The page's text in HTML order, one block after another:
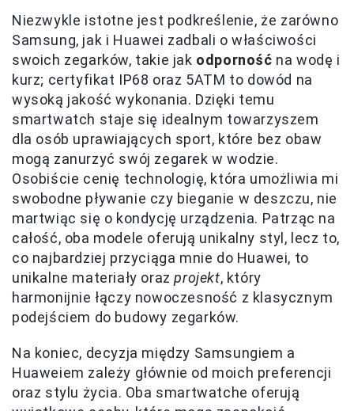
Niezwykle istotne jest podkreślenie, że zarówno
Samsung, jak i Huawei zadbali o właściwości
swoich zegarków, takie jak odporność na wodę i
kurz; certyfikat IP68 oraz 5ATM to dowód na
wysoką jakość wykonania. Dzięki temu
smartwatch staje się idealnym towarzyszem
dla osób uprawiających sport, które bez obaw
mogą zanurzyć swój zegarek w wodzie.
Osobiście cenię technologię, która umożliwia mi
swobodne pływanie czy bieganie w deszczu, nie
martwiąc się o kondycję urządzenia. Patrząc na
całość, oba modele oferują unikalny styl, lecz to,
co najbardziej przyciąga mnie do Huawei, to
unikalne materiały orazprojekt, który
harmonijnie łączy nowoczesność z klasycznym
podejściem do budowy zegarków.
Na koniec, decyzja między Samsungiem a
Huaweiem zależy głównie od moich preferencji
oraz stylu życia. Oba smartwatche oferują